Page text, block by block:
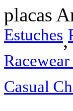
placas
Estuches,
Casual